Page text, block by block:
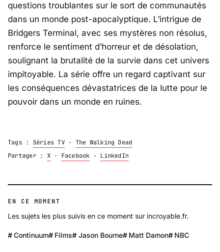
questions troublantes sur le sort de communautés
dans un monde post-apocalyptique. L’intrigue de
Bridgers Terminal, avec ses mystères non résolus,
renforce le sentiment d’horreur et de désolation,
soulignant la brutalité de la survie dans cet univers
impitoyable. La série offre un regard captivant sur
les conséquences dévastatrices de la lutte pour le
pouvoir dans un monde en ruines.
Tags : Séries TV· The Walking Dead
Partager : X· Facebook · LinkedIn
EN CE MOMENT
Les sujets les plus suivis en ce moment sur incroyable.fr.
Continuum Films Jason Bourne Matt Damon NBC